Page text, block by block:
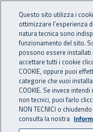
INAIL -
Navigazione - Ti
Home Inail comunica
13 luglio 2018
Questo sito utilizza i
ottimizzare l’esperienza
natura tecnica sono
funzionamento del sito.
possono essere
accettare tutti i cookie
COOKIE, oppure puoi
categorie che vuoi
COOKIE. Se invece
non tecnici, puoi farlo
NON TECNICI o
consulta la nostra